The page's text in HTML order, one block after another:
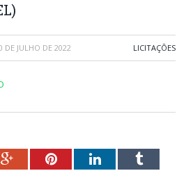
DE JULHO DE 2022 LICITAÇÕES
Google+PinterestLinkedInTumblr